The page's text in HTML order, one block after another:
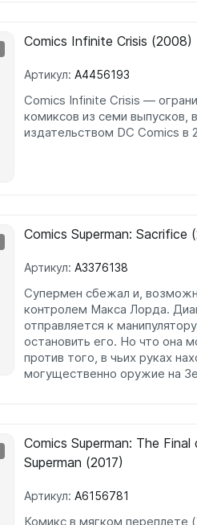
Comics Infinite Crisis (2008)
Артикул: A4456193
Comics Infinite Crisis —
комиксов из семи выпусков,
издательством DC Comics в
Comics Superman: Sacrifice
Артикул: A3376138
Супермен сбежал и,
контролем Макса Лорда.
отправляется к
остановить его. Но что она
против того, в чьих руках
могущественно оружие на
Comics Superman: The
Superman (2017)
Артикул: A6156781
Комикс в мягком переплете